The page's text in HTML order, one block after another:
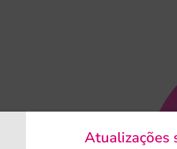
Atualizações